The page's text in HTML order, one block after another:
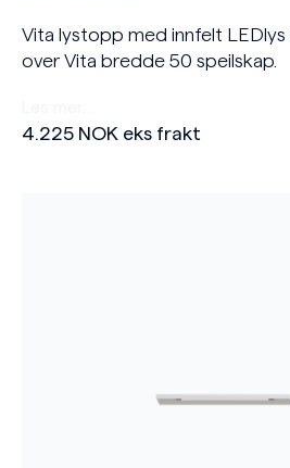
Vita lystopp med innfelt
over Vita bredde 50 speilskap.
4.225 NOK eks frakt